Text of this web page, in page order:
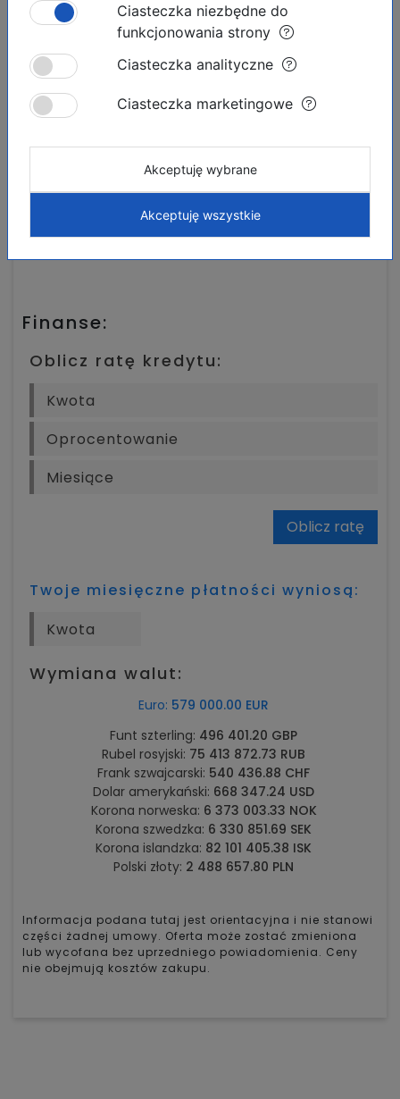
Real Estate Marta Costa
Aguilas,
Materiały do pobrania:
Drukuj ofertę
Finanse:
Oblicz ratę kredytu:
Oblicz ratę
Twoje miesięczne płatności wyniosą:
Wymiana walut:
Euro: 579 000.00 EUR
Funt szterling: 496 401.20 GBP
Rubel rosyjski: 75 413 872.73 RUB
Frank szwajcarski: 540 436.88 CHF
Dolar amerykański: 668 347.24 USD
Korona norweska: 6 373 003.33 NOK
Korona szwedzka: 6 330 851.69 SEK
Korona islandzka: 82 101 405.38 ISK
Polski złoty: 2 488 657.80 PLN
Informacja podana tutaj jest orientacyjna i nie stanowi
części żadnej umowy. Oferta może zostać zmieniona
lub wycofana bez uprzedniego powiadomienia. Ceny
nie obejmują kosztów zakupu.
Ciasteczka niezbędne do
funkcjonowania strony
Ciasteczka analityczne
Ciasteczka marketingowe
Akceptuję wybrane
Akceptuję wszystkie